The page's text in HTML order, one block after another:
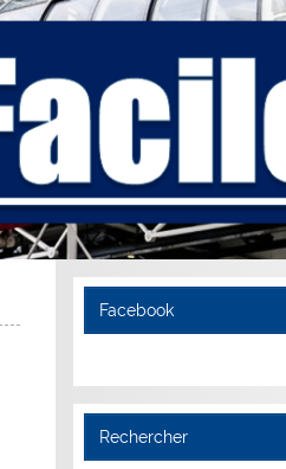
Facebook
Rechercher